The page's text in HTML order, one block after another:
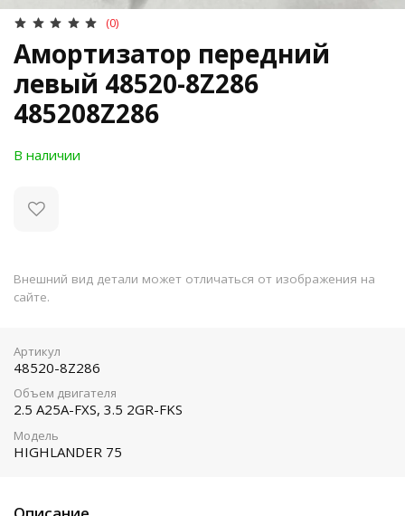
(0)
Амортизатор передний
левый 48520-8Z286
485208Z286
В наличии
Внешний вид детали может отличаться от изображения на
сайте.
Артикул
48520-8Z286
Объем двигателя
2.5 A25A-FXS, 3.5 2GR-FKS
Модель
HIGHLANDER 75